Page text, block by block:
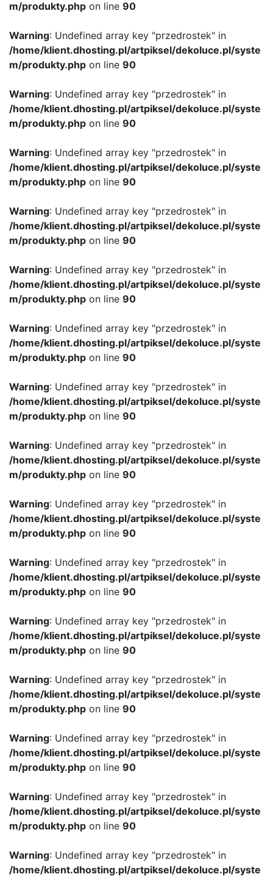
m/produkty.php on line 90
Warning: Undefined array key "przedrostek" in
/home/klient.dhosting.pl/artpiksel/dekoluce.pl/syste
m/produkty.php on line 90
Warning: Undefined array key "przedrostek" in
/home/klient.dhosting.pl/artpiksel/dekoluce.pl/syste
m/produkty.php on line 90
Warning: Undefined array key "przedrostek" in
/home/klient.dhosting.pl/artpiksel/dekoluce.pl/syste
m/produkty.php on line 90
Warning: Undefined array key "przedrostek" in
/home/klient.dhosting.pl/artpiksel/dekoluce.pl/syste
m/produkty.php on line 90
Warning: Undefined array key "przedrostek" in
/home/klient.dhosting.pl/artpiksel/dekoluce.pl/syste
m/produkty.php on line 90
Warning: Undefined array key "przedrostek" in
/home/klient.dhosting.pl/artpiksel/dekoluce.pl/syste
m/produkty.php on line 90
Warning: Undefined array key "przedrostek" in
/home/klient.dhosting.pl/artpiksel/dekoluce.pl/syste
m/produkty.php on line 90
Warning: Undefined array key "przedrostek" in
/home/klient.dhosting.pl/artpiksel/dekoluce.pl/syste
m/produkty.php on line 90
Warning: Undefined array key "przedrostek" in
/home/klient.dhosting.pl/artpiksel/dekoluce.pl/syste
m/produkty.php on line 90
Warning: Undefined array key "przedrostek" in
/home/klient.dhosting.pl/artpiksel/dekoluce.pl/syste
m/produkty.php on line 90
Warning: Undefined array key "przedrostek" in
/home/klient.dhosting.pl/artpiksel/dekoluce.pl/syste
m/produkty.php on line 90
Warning: Undefined array key "przedrostek" in
/home/klient.dhosting.pl/artpiksel/dekoluce.pl/syste
m/produkty.php on line 90
Warning: Undefined array key "przedrostek" in
/home/klient.dhosting.pl/artpiksel/dekoluce.pl/syste
m/produkty.php on line 90
Warning: Undefined array key "przedrostek" in
/home/klient.dhosting.pl/artpiksel/dekoluce.pl/syste
m/produkty.php on line 90
Warning: Undefined array key "przedrostek" in
/home/klient.dhosting.pl/artpiksel/dekoluce.pl/syste